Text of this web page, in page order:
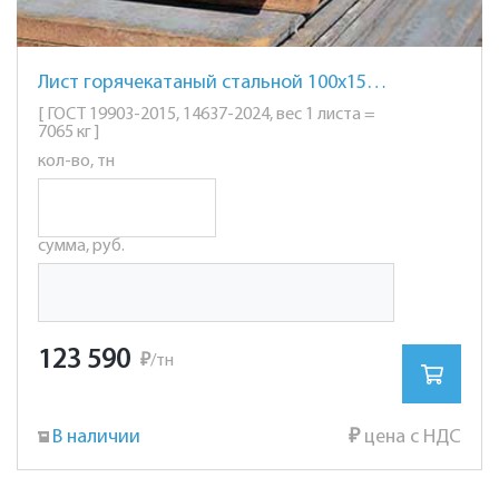
Лист горячекатаный стальной 100х1500х6000мм. ст. 45
[ ГОСТ 19903-2015, 14637-2024, вес 1 листа =
7065 кг ]
кол-во, тн
сумма, руб.
123 590 ₽/тн
В наличии ₽цена с НДС